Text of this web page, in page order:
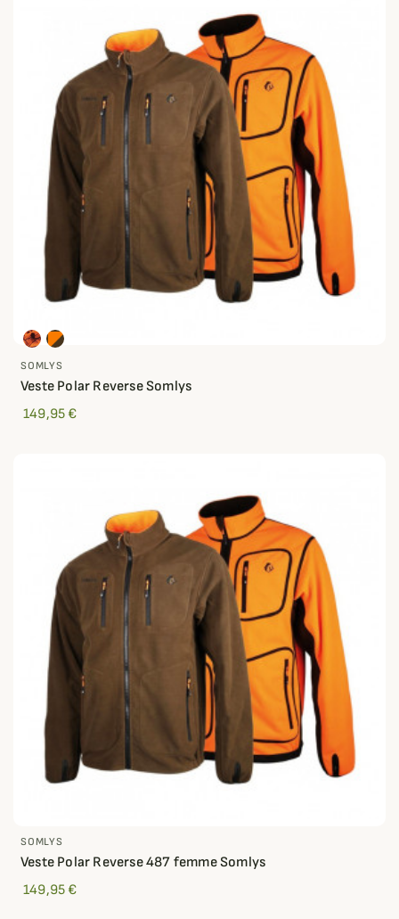
SOMLYS
Veste Polar Reverse Somlys
149,95 €
SOMLYS
Veste Polar Reverse 487 femme Somlys
149,95 €